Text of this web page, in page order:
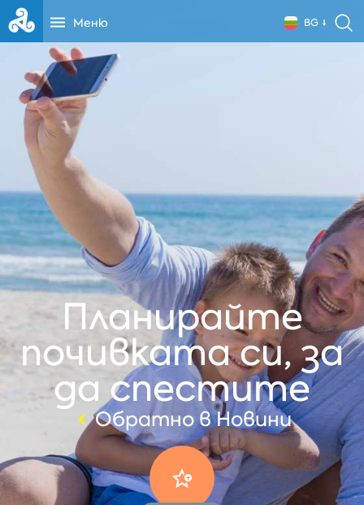
Меню BG
Планирайте
почивката си, за
да спестите
Обратно в Новини